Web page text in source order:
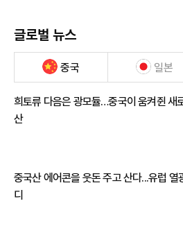
글로벌 뉴스
중국 일본
희토류 다음은 광모듈…중국이 움켜쥔 새
산
중국산 에어콘을 웃돈 주고 산다...유럽 열
디